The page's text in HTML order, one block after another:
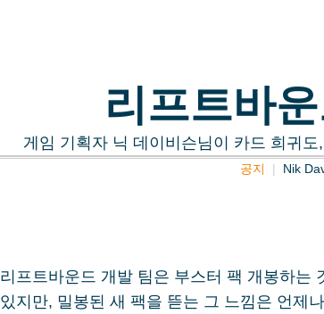
리프트바
게임 기획자 닉 데이비슨님이 카드 희귀
공지 Nik
리프트바운드 개발 팀은 부스터 팩 개봉하는
있지만, 밀봉된 새 팩을 뜯는 그 느낌은 언제